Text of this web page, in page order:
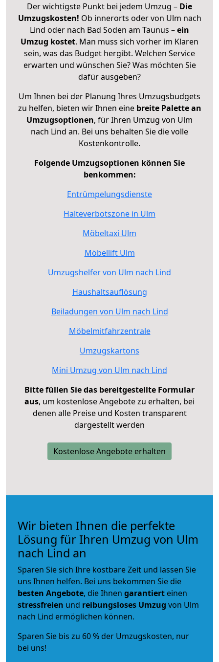
Der wichtigste Punkt bei jedem Umzug – Die
Umzugskosten! Ob innerorts oder von Ulm nach
Lind oder nach Bad Soden am Taunus –ein
Umzug kostet. Man muss sich vorher im Klaren
sein, was das Budget hergibt. Welchen Service
erwarten und wünschen Sie? Was möchten Sie
dafür ausgeben?
Um Ihnen bei der Planung Ihres Umzugsbudgets
zu helfen, bieten wir Ihnen eine breite Palette an
Umzugsoptionen, für Ihren Umzug von Ulm
nach Lind an. Bei uns behalten Sie die volle
Kostenkontrolle.
Folgende Umzugsoptionen können Sie
benkommen:
Entrümpelungsdienste
Halteverbotszone in Ulm
Möbeltaxi Ulm
Möbellift Ulm
Umzugshelfer von Ulm nach Lind
Haushaltsauflösung
Beiladungen von Ulm nach Lind
Möbelmitfahrzentrale
Umzugskartons
Mini Umzug von Ulm nach Lind
Bitte füllen Sie das bereitgestellte Formular
aus, um kostenlose Angebote zu erhalten, bei
denen alle Preise und Kosten transparent
dargestellt werden
Kostenlose Angebote erhalten
Wir bieten Ihnen die perfekte
Lösung für Ihren Umzug von Ulm
nach Lind an
Sparen Sie sich Ihre kostbare Zeit und lassen Sie
uns Ihnen helfen. Bei uns bekommen Sie die
besten Angebote, die Ihnen garantiert einen
stressfreien und reibungsloses Umzug von Ulm
nach Lind ermöglichen können.
Sparen Sie bis zu 60 % der Umzugskosten, nur
bei uns!